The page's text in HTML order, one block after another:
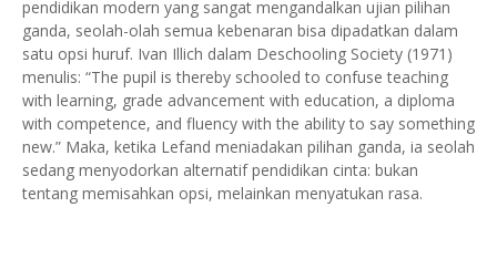
pendidikan modern yang sangat mengandalkan ujian pilihan
ganda, seolah-olah semua kebenaran bisa dipadatkan dalam
satu opsi huruf. Ivan Illich dalam Deschooling Society (1971)
menulis: “The pupil is thereby schooled to confuse teaching
with learning, grade advancement with education, a diploma
with competence, and fluency with the ability to say something
new.” Maka, ketika Lefand meniadakan pilihan ganda, ia seolah
sedang menyodorkan alternatif pendidikan cinta: bukan
tentang memisahkan opsi, melainkan menyatukan rasa.